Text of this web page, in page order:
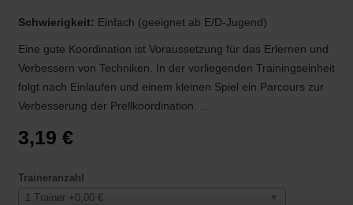
Schwierigkeit: Einfach (geeignet ab E/D-Jugend)
Eine gute Koordination ist Voraussetzung für das Erlernen und
Verbessern von Techniken. In der vorliegenden Trainingseinheit
folgt nach Einlaufen und einem kleinen Spiel ein Parcours zur
Verbesserung der Prellkoordination. ...
3,19 €
Traineranzahl
1 Trainer +0,00 €